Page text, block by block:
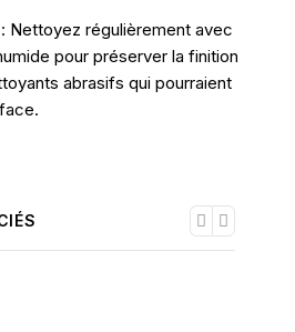
Nettoyez régulièrement avec
pour préserver la finition
abrasifs qui pourraient